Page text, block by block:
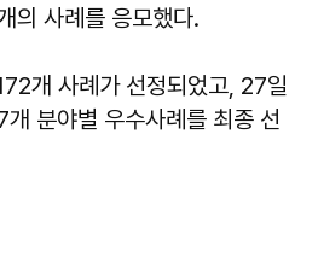
의 사례를 응모했다.
개 사례가 선정되었고, 27일
분야별 우수사례를 최종 선